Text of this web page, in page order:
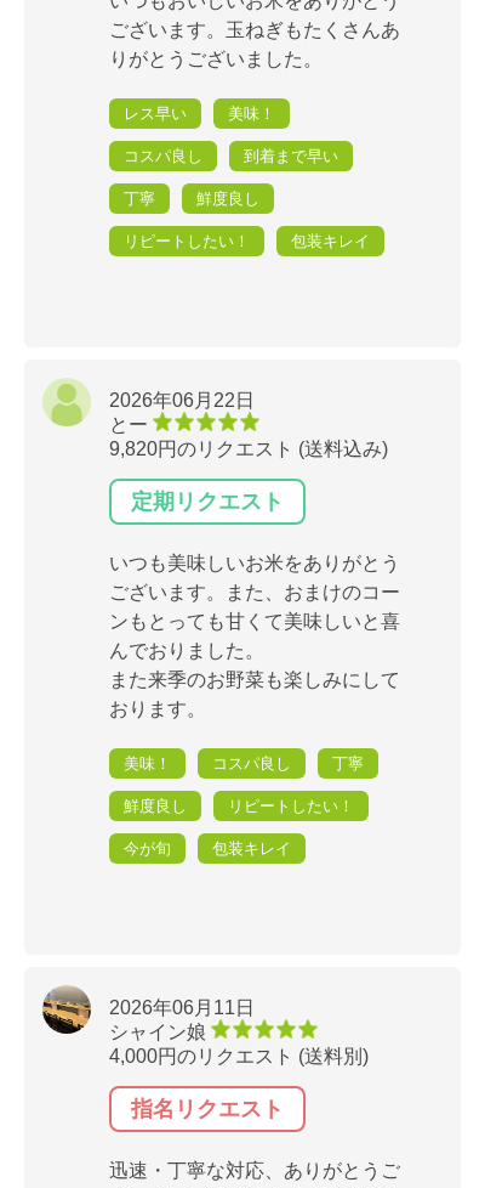
ございます。玉ねぎもたくさんあ
りがとうございました。
レス早い 美味！
コスパ良し 到着まで早い
丁寧 鮮度良し
リピートしたい！ 包装キレイ
2026年06月22日
とー
9,820円のリクエスト (送料込み)
定期リクエスト
いつも美味しいお米をありがとう
ございます。また、おまけのコー
ンもとっても甘くて美味しいと喜
んでおりました。
また来季のお野菜も楽しみにして
おります。
美味！ コスパ良し 丁寧
鮮度良し リピートしたい！
今が旬 包装キレイ
2026年06月11日
シャイン娘
4,000円のリクエスト (送料別)
指名リクエスト
迅速・丁寧な対応、ありがとうご